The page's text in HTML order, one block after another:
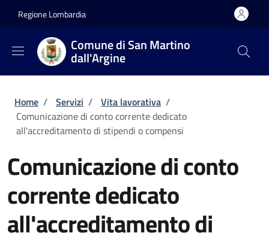
Regione Lombardia
Comune di San Martino
dall'Argine
Briciole di pane
Home / Servizi / Vita lavorativa /
Comunicazione di conto corrente dedicato
all'accreditamento di stipendi o compensi
Comunicazione di conto
corrente dedicato
all'accreditamento di